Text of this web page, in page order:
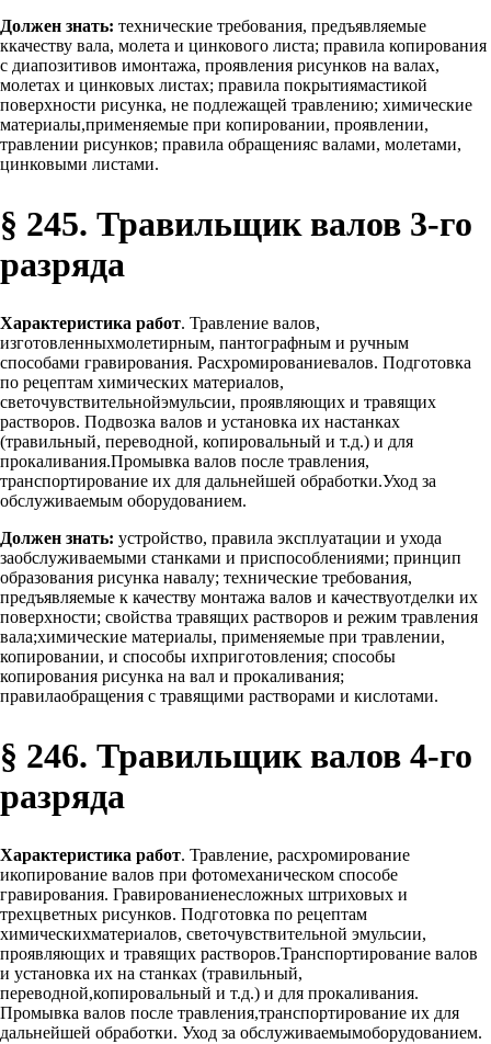
Должен знать: технические требования, предъявляемые
ккачеству вала, молета и цинкового листа; правила копирования
с диапозитивов имонтажа, проявления рисунков на валах,
молетах и цинковых листах; правила покрытиямастикой
поверхности рисунка, не подлежащей травлению; химические
материалы,применяемые при копировании, проявлении,
травлении рисунков; правила обращенияс валами, молетами,
цинковыми листами.
§ 245. Травильщик валов 3-го
разряда
Характеристика работ. Травление валов,
изготовленныхмолетирным, пантографным и ручным
способами гравирования. Расхромированиевалов. Подготовка
по рецептам химических материалов,
светочувствительнойэмульсии, проявляющих и травящих
растворов. Подвозка валов и установка их настанках
(травильный, переводной, копировальный и т.д.) и для
прокаливания.Промывка валов после травления,
транспортирование их для дальнейшей обработки.Уход за
обслуживаемым оборудованием.
Должен знать: устройство, правила эксплуатации и ухода
заобслуживаемыми станками и приспособлениями; принцип
образования рисунка навалу; технические требования,
предъявляемые к качеству монтажа валов и качествуотделки их
поверхности; свойства травящих растворов и режим травления
вала;химические материалы, применяемые при травлении,
копировании, и способы ихприготовления; способы
копирования рисунка на вал и прокаливания;
правилаобращения с травящими растворами и кислотами.
§ 246. Травильщик валов 4-го
разряда
Характеристика работ. Травление, расхромирование
икопирование валов при фотомеханическом способе
гравирования. Гравированиенесложных штриховых и
трехцветных рисунков. Подготовка по рецептам
химическихматериалов, светочувствительной эмульсии,
проявляющих и травящих растворов.Транспортирование валов
и установка их на станках (травильный,
переводной,копировальный и т.д.) и для прокаливания.
Промывка валов после травления,транспортирование их для
дальнейшей обработки. Уход за обслуживаемымоборудованием.